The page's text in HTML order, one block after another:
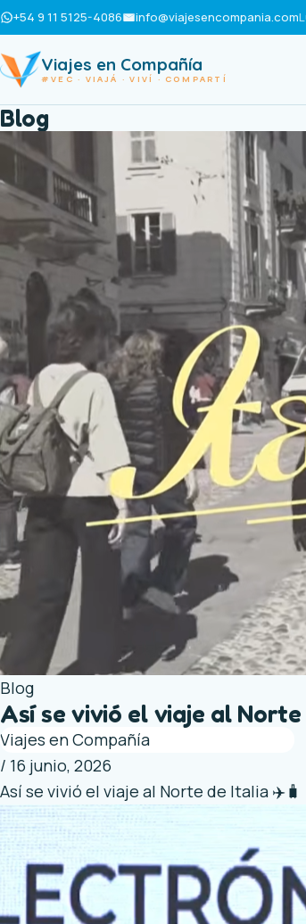
+54 9 11 5125-4086 info@viajesencompania.com
Viajes en Compañía
#VEC · VIAJÁ · VIVÍ · COMPARTÍ
Blog
Blog
Así se vivió el viaje al
Viajes en Compañía
/ 16 junio, 2026
Así se vivió el viaje al Norte de Italia ✈️🧳